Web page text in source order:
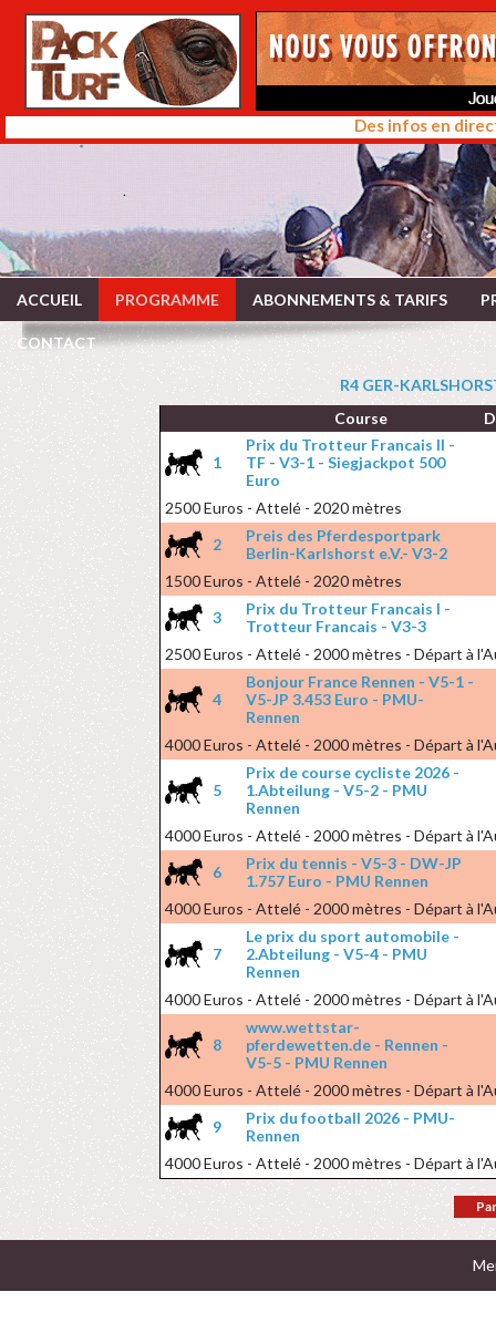
Des infos en
ACCUEIL PROGRAMME ABONNEMENTS & TARIFS
CONTACT
R4 GER-
Course
1
Prix du Trotteur Francais II -
TF - V3-1 - Siegjackpot 500
Euro
2500 Euros - Attelé - 2020 mètres
2
Preis des Pferdesportpark
Berlin-Karlshorst e.V.- V3-2
1500 Euros - Attelé - 2020 mètres
3
Prix du Trotteur Francais I -
Trotteur Francais - V3-3
2500 Euros - Attelé - 2000 mètres - Départ à
4
Bonjour France Rennen - V5-1 -
V5-JP 3.453 Euro - PMU-
Rennen
4000 Euros - Attelé - 2000 mètres - Départ à
5
Prix de course cycliste 2026 -
1.Abteilung - V5-2 - PMU
Rennen
4000 Euros - Attelé - 2000 mètres - Départ à
6
Prix du tennis - V5-3 - DW-JP
1.757 Euro - PMU Rennen
4000 Euros - Attelé - 2000 mètres - Départ à
7
Le prix du sport automobile -
2.Abteilung - V5-4 - PMU
Rennen
4000 Euros - Attelé - 2000 mètres - Départ à
8
www.wettstar-
pferdewetten.de - Rennen -
V5-5 - PMU Rennen
4000 Euros - Attelé - 2000 mètres - Départ à
9
Prix du football 2026 - PMU-
Rennen
4000 Euros - Attelé - 2000 mètres - Départ à